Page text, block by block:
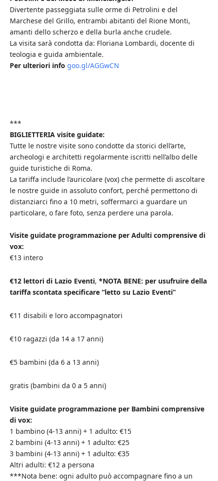
Divertente passeggiata sulle orme di Petrolini e del
Marchese del Grillo, entrambi abitanti del Rione Monti,
amanti dello scherzo e della burla anche crudele.
La visita sarà condotta da: Floriana Lombardi, docente di
teologia e guida ambientale.
Per ulteriori info goo.gl/AGGwCN
***
BIGLIETTERIA visite guidate:
Tutte le nostre visite sono condotte da storici dell’arte,
archeologi e architetti regolarmente iscritti nell’albo delle
guide turistiche di Roma.
La tariffa include l’auricolare (vox) che permette di ascoltare
le nostre guide in assoluto confort, perché permettono di
distanziarci fino a 10 metri, soffermarci a guardare un
particolare, o fare foto, senza perdere una parola.
Visite guidate programmazione per Adulti comprensive di
vox:
€13 intero
€12 lettori di Lazio Eventi, *NOTA BENE: per usufruire della
tariffa scontata specificare “letto su Lazio Eventi”
€11 disabili e loro accompagnatori
€10 ragazzi (da 14 a 17 anni)
€5 bambini (da 6 a 13 anni)
gratis (bambini da 0 a 5 anni)
Visite guidate programmazione per Bambini comprensive
di vox:
1 bambino (4-13 anni) + 1 adulto: €15
2 bambini (4-13 anni) + 1 adulto: €25
3 bambini (4-13 anni) + 1 adulto: €35
Altri adulti: €12 a persona
***Nota bene: ogni adulto può accompagnare fino a un